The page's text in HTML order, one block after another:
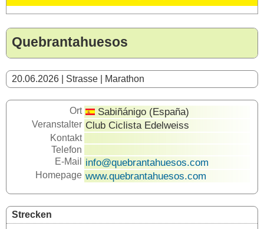
Quebrantahuesos
20.06.2026 | Strasse | Marathon
Ort Sabiñánigo (España)
Veranstalter Club Ciclista Edelweiss
Kontakt
Telefon
E-Mail
info@quebrantahuesos.com
Homepage www.quebrantahuesos.com
Strecken